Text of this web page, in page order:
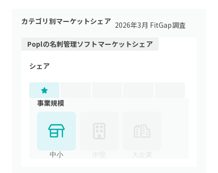
カテゴリ別マーケットシェア 2026年3月 FitGap調査
Poplの名刺管理ソフトマーケットシェア
シェア
事業規模
中小 大企業